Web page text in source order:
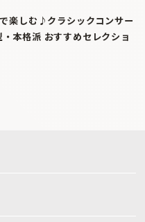
楽しむ♪クラシックコンサー
本格派 おすすめセレクショ